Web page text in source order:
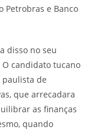
Petrobras e Banco
disso no seu
candidato tucano
de
que arrecadara
as finanças
quando